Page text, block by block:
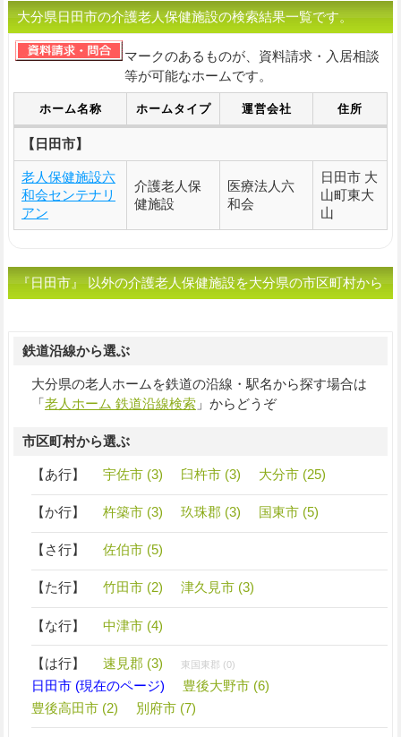
大分県日田市の介護老人保健施設の検索結果一覧です。
マークのあるものが、資料請求・入居相談
等が可能なホームです。
ホーム名称 ホームタイプ 運営会社 住所
【日田市】
老人保健施設六
和会センテナリ
アン
介護老人保
健施設
医療法人六
和会
日田市 大
山町東大
山
『日田市』 以外の介護老人保健施設を大分県の市区町村から
鉄道沿線から選ぶ
大分県の老人ホームを鉄道の沿線・駅名から探す場合は
「老人ホーム 鉄道沿線検索」からどうぞ
市区町村から選ぶ
【あ行】 宇佐市 (3) 臼杵市 (3) 大分市 (25)
【か行】 杵築市 (3) 玖珠郡 (3) 国東市 (5)
【さ行】 佐伯市 (5)
【た行】 竹田市 (2) 津久見市 (3)
【な行】 中津市 (4)
【は行】 速見郡 (3) 東国東郡 (0)
日田市 (現在のページ)
豊後大野市 (6)
豊後高田市 (2)
別府市 (7)